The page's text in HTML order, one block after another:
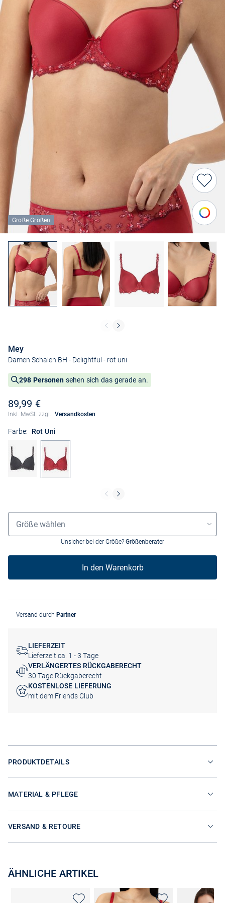
Große Größen
Mey
Damen Schalen BH - Delightful - rot uni
298 Personen sehen sich das gerade an.
89,99 €
Inkl. MwSt. zzgl. Versandkosten
Farbe: Rot Uni
Größenauswahl
Größe wählen
Unsicher bei der Größe? Größenberater
In den Warenkorb
Versand durch Partner
LIEFERZEIT
Lieferzeit ca. 1 - 3 Tage
VERLÄNGERTES RÜCKGABERECHT
30 Tage Rückgaberecht
KOSTENLOSE LIEFERUNG
mit dem Friends Club
PRODUKTDETAILS
MATERIAL & PFLEGE
VERSAND & RETOURE
ÄHNLICHE ARTIKEL